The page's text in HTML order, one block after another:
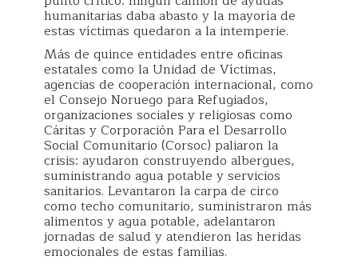
humanitarias daba abasto y la mayoría de
estas víctimas quedaron a la intemperie.
Más de quince entidades entre oficinas
estatales como la Unidad de Víctimas,
agencias de cooperación internacional, como
el Consejo Noruego para Refugiados,
organizaciones sociales y religiosas como
Cáritas y Corporación Para el Desarrollo
Social Comunitario (Corsoc) paliaron la
crisis: ayudaron construyendo albergues,
suministrando agua potable y servicios
sanitarios. Levantaron la carpa de circo
como techo comunitario, suministraron más
alimentos y agua potable, adelantaron
jornadas de salud y atendieron las heridas
emocionales de estas familias.